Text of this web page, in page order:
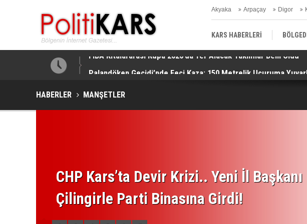
Akyaka Arpaçay Digor
KARS HABERLERİ
HABERLER MANŞETLER
CHP Kars’ta Devir Krizi.. Yeni İl Başkanı
Çilingirle Parti Binasına Girdi!